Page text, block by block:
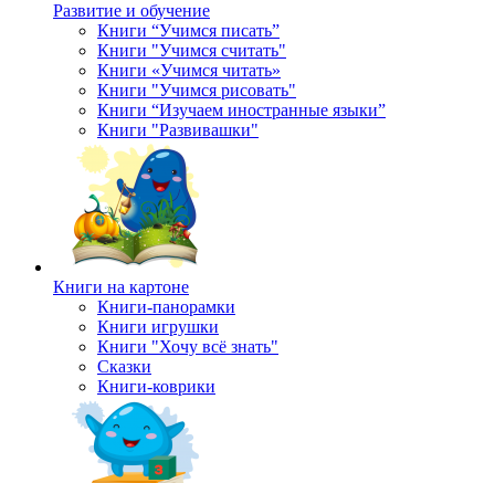
Развитие и обучение
Книги “Учимся писать”
Книги "Учимся считать"
Книги «Учимся читать»
Книги "Учимся рисовать"
Книги “Изучаем иностранные языки”
Книги "Развивашки"
Книги на картоне
Книги-панорамки
Книги игрушки
Книги "Хочу всё знать"
Сказки
Книги-коврики